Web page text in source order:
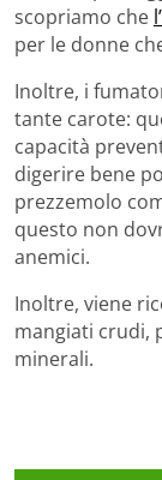
scopriamo che
per le donne
Inoltre, i
tante carote:
capacità
digerire bene
prezzemolo
questo non
anemici.
Inoltre, viene
mangiati crudi,
minerali.